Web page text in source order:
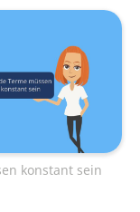
konstant sein